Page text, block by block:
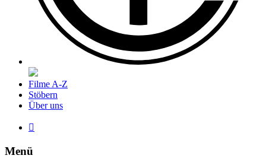
Filme A-Z
Stöbern
Über uns

Menü